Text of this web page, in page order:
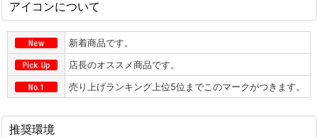
アイコンについて
新着商品です。
店長のオススメ商品です。
売り上げランキング上位5位までこのマークがつきます。
推奨環境